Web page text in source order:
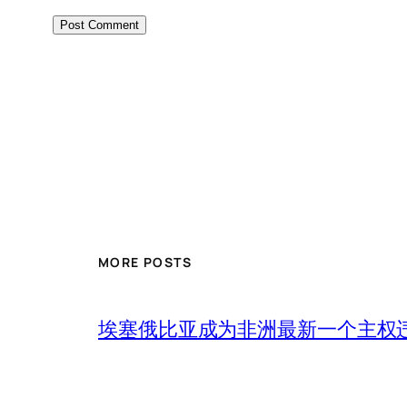
MORE POSTS
埃塞俄比亚成为非洲最新一个主权